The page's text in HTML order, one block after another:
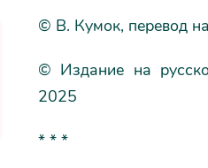
© В. Кумок, перевод
© Издание на
2025
* * *